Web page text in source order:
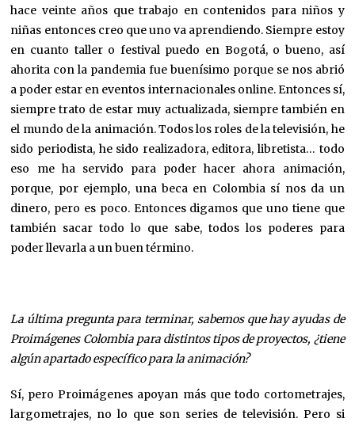
hace veinte años que trabajo en contenidos para niños y
niñas entonces creo que uno va aprendiendo. Siempre estoy
en cuanto taller o festival puedo en Bogotá, o bueno, así
ahorita con la pandemia fue buenísimo porque se nos abrió
a poder estar en eventos internacionales online. Entonces sí,
siempre trato de estar muy actualizada, siempre también en
el mundo de la animación. Todos los roles de la televisión, he
sido periodista, he sido realizadora, editora, libretista… todo
eso me ha servido para poder hacer ahora animación,
porque, por ejemplo, una beca en Colombia sí nos da un
dinero, pero es poco. Entonces digamos que uno tiene que
también sacar todo lo que sabe, todos los poderes para
poder llevarla a un buen término.
La última pregunta para terminar, sabemos que hay ayudas de
Proimágenes Colombia para distintos tipos de proyectos, ¿tiene
algún apartado específico para la animación?
Sí, pero Proimágenes apoyan más que todo cortometrajes,
largometrajes, no lo que son series de televisión. Pero si